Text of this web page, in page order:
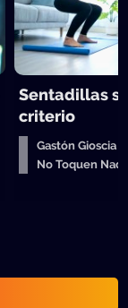
Sentadillas
criterio
Gastón Gioscia
No Toquen